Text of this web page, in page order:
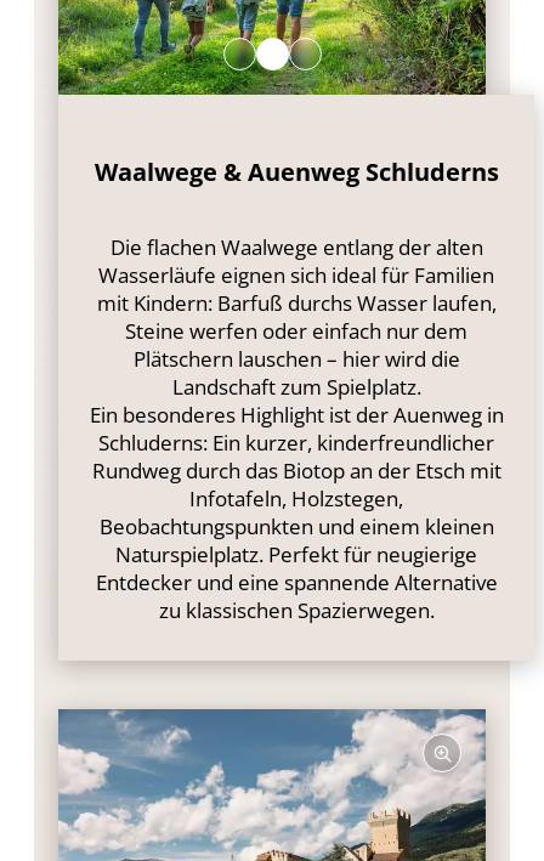
Waalwege & Auenweg Schluderns
Die flachen Waalwege entlang der alten
Wasserläufe eignen sich ideal für Familien
mit Kindern: Barfuß durchs Wasser laufen,
Steine werfen oder einfach nur dem
Plätschern lauschen – hier wird die
Landschaft zum Spielplatz.
Ein besonderes Highlight ist der Auenweg in
Schluderns: Ein kurzer, kinderfreundlicher
Rundweg durch das Biotop an der Etsch mit
Infotafeln, Holzstegen,
Beobachtungspunkten und einem kleinen
Naturspielplatz. Perfekt für neugierige
Entdecker und eine spannende Alternative
zu klassischen Spazierwegen.